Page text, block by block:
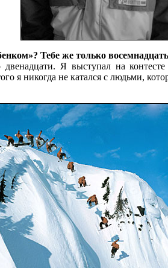
Тебе же только
Я выступал на
я никогда не катался с людьми,